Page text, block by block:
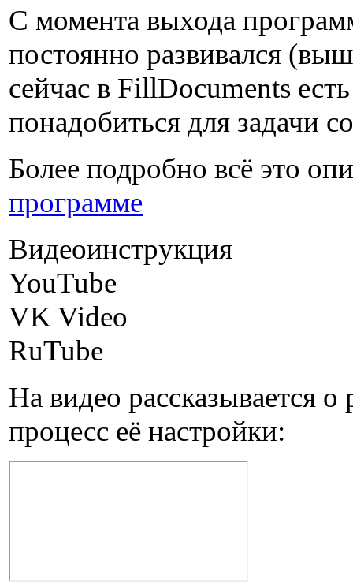
С момента выхода
постоянно развивался
сейчас в FillDocuments
понадобиться для задачи
Более подробно всё это
программе
Видеоинструкция
YouTube
VK Video
RuTube
На видео рассказывается
процесс её настройки: